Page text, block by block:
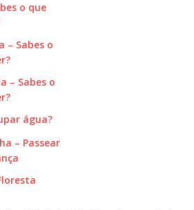
o que
– Sabes o
– Sabes o
água?
– Passear